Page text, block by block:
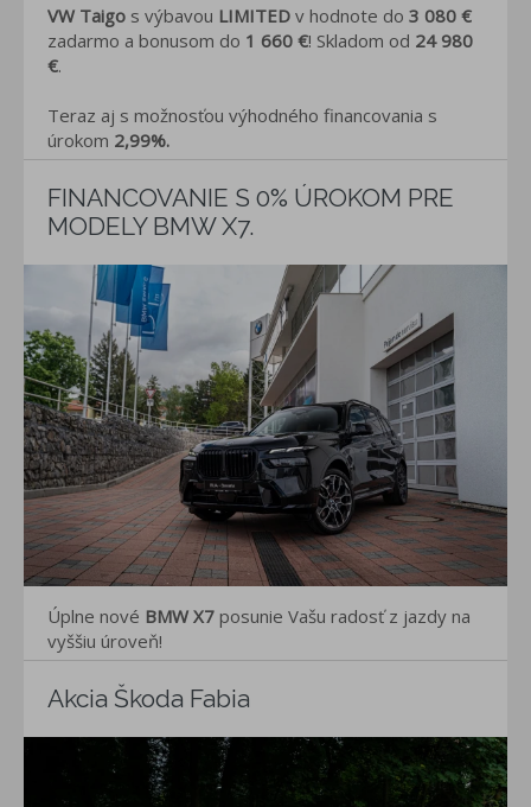
VW Taigo s výbavou LIMITED v hodnote do 3 080 €
zadarmo a bonusom do 1 660 €! Skladom od 24 980
€.
Teraz aj s možnosťou výhodného financovania s
úrokom 2,99%.
FINANCOVANIE S 0% ÚROKOM PRE
MODELY BMW X7.
Úplne nové BMW X7 posunie Vašu radosť z jazdy na
vyššiu úroveň!
Akcia Škoda Fabia